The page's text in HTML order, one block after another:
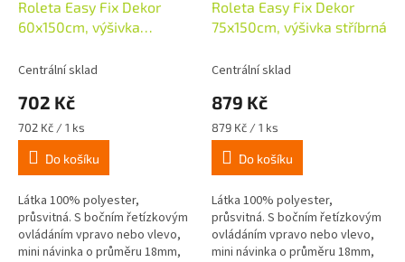
Roleta Easy Fix Dekor
60x150cm, výšivka
Centrální sklad
702 Kč
Měrná
cena:
702 Kč / 1 ks
Do košíku
Látka 100% polyester,
průsvitná. S bočním řetízkovým
ovládáním vpravo nebo vlevo,
mini návinka o průměru 18mm,
Roleta Easy Fix Dekor
75x150cm, výšivka stříbrná
Centrální sklad
879 Kč
Měrná
cena:
879 Kč / 1 ks
Do košíku
Látka 100% polyester,
průsvitná. S bočním řetízkovým
ovládáním vpravo nebo vlevo,
mini návinka o průměru 18mm,